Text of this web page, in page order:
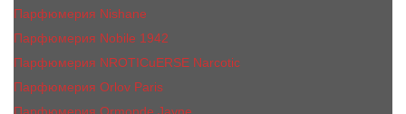
Парфюмерия Nishane
Парфюмерия Nobile 1942
Парфюмерия NROTICuERSE Narcotic
Парфюмерия Orlov Paris